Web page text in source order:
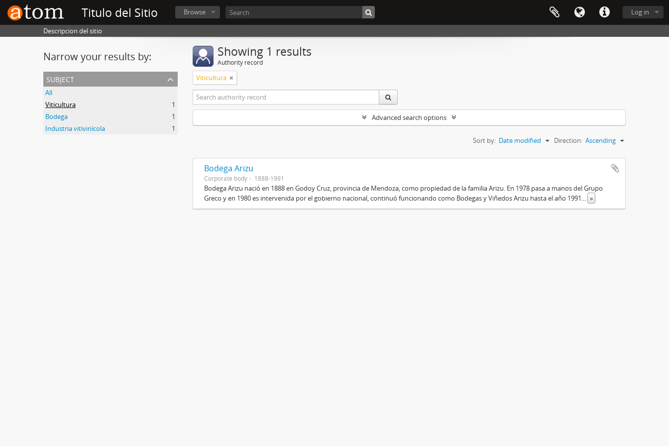
Titulo del Sitio Log in
Browse
Descripcion del sitio
Narrow your results by:
subject
All
Viticultura
1
Bodega
1
Industria vitivinícola
1
Showing 1 results
Authority record
Viticultura
Advanced search options
Sort by: Date modified Direction: Ascending
Bodega Arizu
Corporate body 1888-1991
Bodega Arizu nació en 1888 en Godoy Cruz, provincia de Mendoza, como propiedad de la familia Arizu. En 1978 pasa a manos del Grupo
Greco y en 1980 es intervenida por el gobierno nacional, continuó funcionando como Bodegas y Viñedos Arizu hasta el año 1991... »